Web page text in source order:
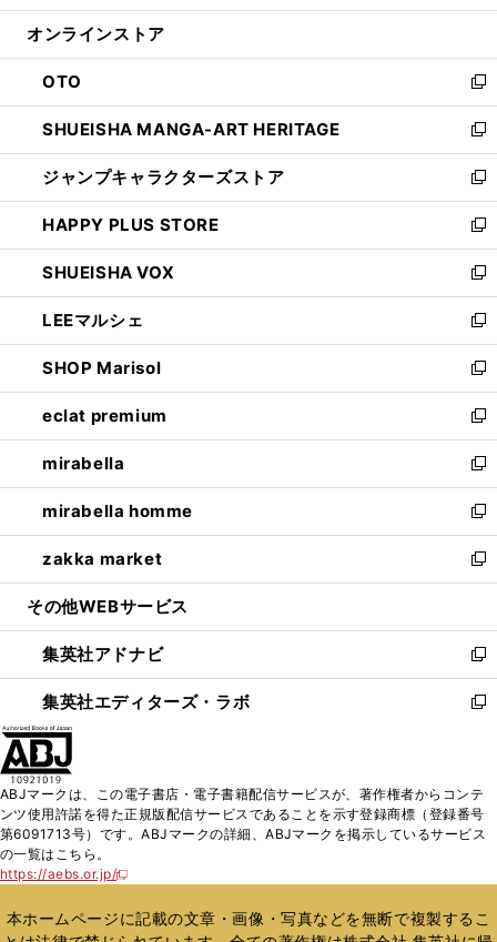
開
ン
ウ
で
開
く
ウ
ン
ド
ウ
で
開
く
オンラインストア
OTO
新
し
い
ウ
ィ
ン
ド
ウ
で
開
く
SHUEISHA MANGA-ART HERITAGE
新
し
い
ウ
ィ
ン
ド
ウ
で
開
く
ジャンプキャラクターズストア
新
し
い
ウ
ィ
ン
ド
ウ
で
開
く
HAPPY PLUS STORE
新
し
い
ウ
ィ
ン
ド
ウ
で
開
く
SHUEISHA VOX
新
し
い
ウ
ィ
ン
ド
ウ
で
開
く
LEEマルシェ
新
し
い
ウ
ィ
ン
ド
ウ
で
開
く
SHOP Marisol
新
し
い
ウ
ィ
ン
ド
ウ
で
開
eclat premium
新
し
い
ウ
ィ
ン
ド
ウ
開
く
mirabella
新
し
い
ウ
ィ
ン
ウ
で
開
く
mirabella homme
新
し
い
ウ
ン
ド
ウ
で
zakka market
新
し
ウ
ィ
ン
ド
く
その他WEBサービス
集英社アドナビ
新
し
い
ド
ウ
で
集英社エディターズ・ラボ
新
ィ
ン
ド
開
ABJマークは、この電子書店・電子書籍配信サービスが、著作権者からコンテ
ンツ使用許諾を得た正規版配信サービスであることを示す登録商標（登録番号
第6091713号）です。ABJマークの詳細、ABJマークを掲示しているサービス
の一覧はこちら。
https://aebs.or.jp/
新
い
ウ
本ホームページに記載の文章・画像・写真などを無断で複製するこ